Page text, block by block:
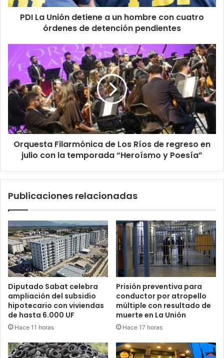
cuatro
órdenes
pendientes
PDI La Unión detiene a un hombre con cuatro
órdenes de detención pendientes
Orquesta
Filarmónica
de
Los
Ríos
de
regreso
en
julio
con
Poesía”
Orquesta Filarmónica de Los Ríos de regreso en
julio con la temporada “Heroísmo y Poesía”
Publicaciones relacionadas
Diputado Sabat celebra
ampliación del subsidio
hipotecario con viviendas
de hasta 6.000 UF
Hace 11 horas
Prisión preventiva para
conductor por atropello
múltiple con resultado de
muerte en La Unión
Hace 17 horas